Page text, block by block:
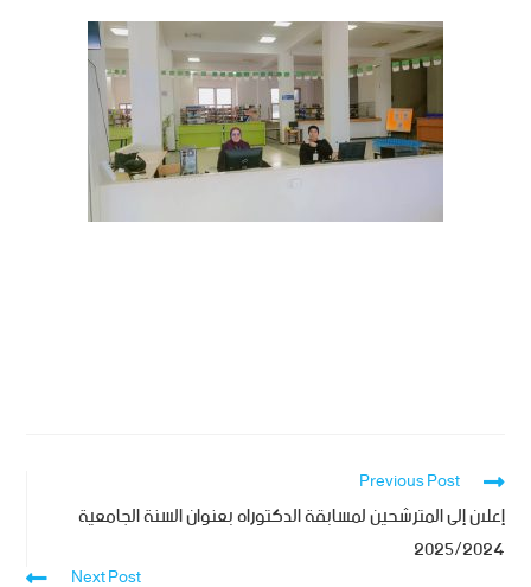
Previous Post
إعلان إلى المترشحين لمسابقة الدكتوراه بعنوان السنة الجامعية
2025/2024
Next Post